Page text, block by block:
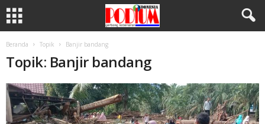
Beranda Topik Banjir bandang
Topik: Banjir bandang